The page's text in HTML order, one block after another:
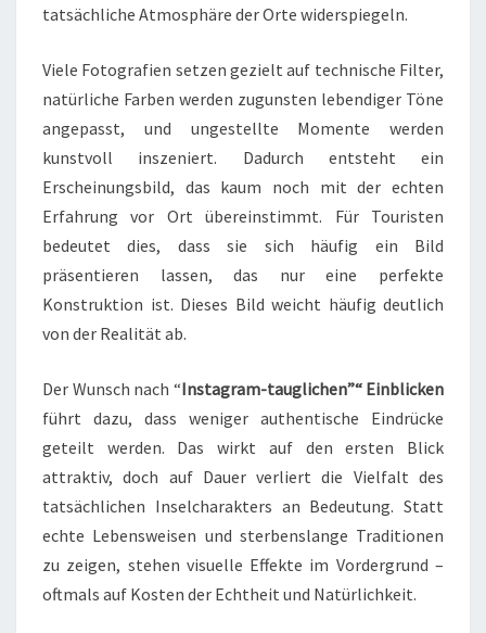
tatsächliche Atmosphäre der Orte widerspiegeln.
Viele Fotografien setzen gezielt auf technische Filter,
natürliche Farben werden zugunsten lebendiger Töne
angepasst, und ungestellte Momente werden
kunstvoll inszeniert. Dadurch entsteht ein
Erscheinungsbild, das kaum noch mit der echten
Erfahrung vor Ort übereinstimmt. Für Touristen
bedeutet dies, dass sie sich häufig ein Bild
präsentieren lassen, das nur eine perfekte
Konstruktion ist. Dieses Bild weicht häufig deutlich
von der Realität ab.
Der Wunsch nach “Instagram-tauglichen”“ Einblicken
führt dazu, dass weniger authentische Eindrücke
geteilt werden. Das wirkt auf den ersten Blick
attraktiv, doch auf Dauer verliert die Vielfalt des
tatsächlichen Inselcharakters an Bedeutung. Statt
echte Lebensweisen und sterbenslange Traditionen
zu zeigen, stehen visuelle Effekte im Vordergrund –
oftmals auf Kosten der Echtheit und Natürlichkeit.